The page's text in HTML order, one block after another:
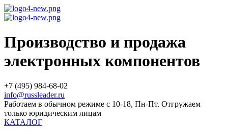
Производство и продажа
электронных компонентов
+7 (495) 984-68-02
info@russleader.ru
Работаем в обычном режиме с 10-18, Пн-Пт. Отгружаем
только юридическим лицам
КАТАЛОГ